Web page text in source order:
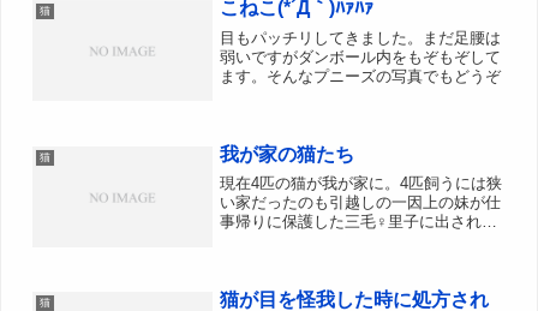
猫 こねこ(*´Д｀)ﾊｧﾊｧ
目もパッチリしてきました。まだ足腰は
弱いですがダンボール内をもぞもぞして
ます。そんなプニーズの写真でもどうぞ
猫 我が家の猫たち
現在4匹の猫が我が家に。4匹飼うには狭
い家だったのも引越しの一因上の妹が仕
事帰りに保護した三毛♀里子に出された
出されるまでは、「ねこ...
猫
猫が目を怪我した時に処方され